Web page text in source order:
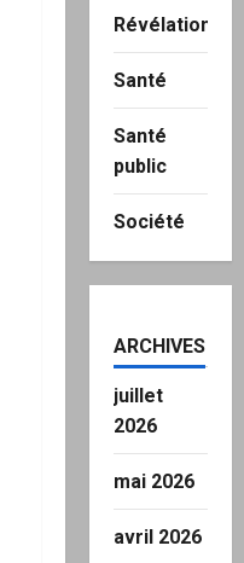
Révélation
Santé
Santé
public
Société
ARCHIVES
juillet
2026
mai 2026
avril 2026